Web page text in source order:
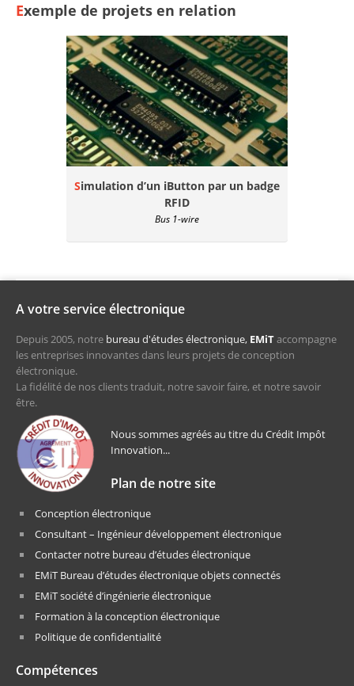
Exemple de projets en relation
Simulation d’un iButton par un badge
RFID
Bus 1-wire
A votre service électronique
Depuis 2005, notre bureau d'études électronique, EMiTaccompagne
les entreprises innovantes dans leurs projets de conception
électronique.
La fidélité de nos clients traduit, notre savoir faire, et notre savoir
être.
Nous sommes agréés au titre du Crédit Impôt
Innovation...
Plan de notre site
Conception électronique
Consultant – Ingénieur développement électronique
Contacter notre bureau d’études électronique
EMiT Bureau d’études électronique objets connectés
EMiT société d’ingénierie électronique
Formation à la conception électronique
Politique de confidentialité
Compétences